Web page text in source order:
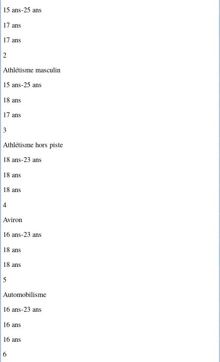
15 ans-25 ans
17 ans
17 ans
2
Athlétisme masculin
15 ans-25 ans
18 ans
17 ans
3
Athlétisme hors piste
18 ans-23 ans
18 ans
18 ans
4
Aviron
16 ans-23 ans
18 ans
18 ans
5
Automobilisme
16 ans-23 ans
16 ans
16 ans
6